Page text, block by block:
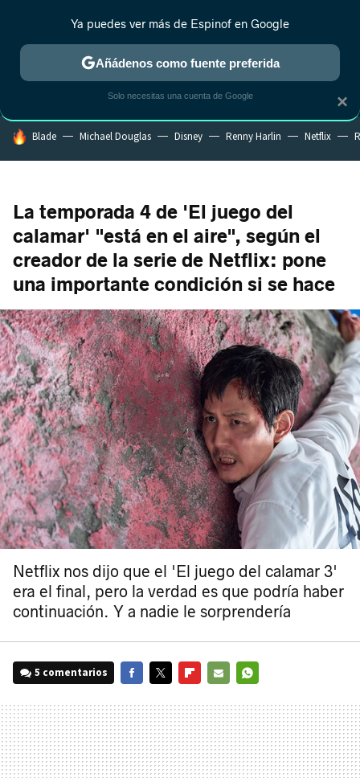
MENÚ NUEVO
ESTRENOS REALITY ANIME RANKINGS CINE
HOY SE HABLA DE
Blade Michael Douglas Disney Renny Harlin Netflix
La temporada 4 de 'El juego del
calamar' "está en el aire", según el
creador de la serie de Netflix: pone
una importante condición si se hace
Netflix nos dijo que el 'El juego del calamar 3'
era el final, pero la verdad es que podría haber
continuación. Y a nadie le sorprendería
5 comentarios
MAIL
×
Ya puedes ver más de Espinof en Google
Añádenos como fuente preferida
Solo necesitas una cuenta de Google